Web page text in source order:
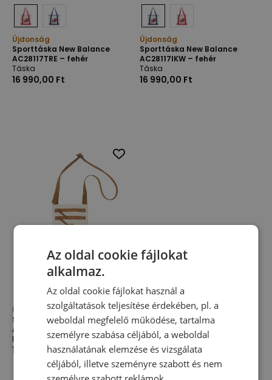
Újdonság
Sporttáska New Balance
AC28117TRE – fehér
Táska
16 990,00 Ft
Újdonság
Sporttáska New Balance
AC28117IKW – fehér
Táska
16 990,00 Ft
Újdonság
Sporttáska New Balance
AC54993AGA – bézs
Erszény
14 990,00 Ft
Az oldal cookie fájlokat
alkalmaz.
Az oldal cookie fájlokat használ a
szolgáltatások teljesítése érdekében, pl. a
weboldal megfelelő működése, tartalma
személyre szabása céljából, a weboldal
használatának elemzése és vizsgálata
céljából, illetve szeményre szabott és nem